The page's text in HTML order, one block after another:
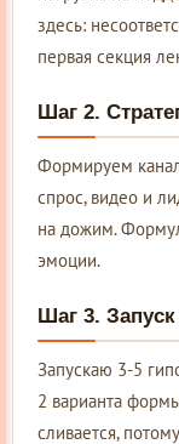
здесь:
первая секция
Шаг 2.
Формируем
спрос, видео и
на дожим.
эмоции.
Шаг 3.
Запускаю 3-5
2 варианта
сливается,